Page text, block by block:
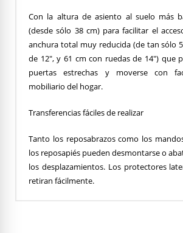
Con la altura de asiento al suelo más
(desde sólo 38 cm) para facilitar el
anchura total muy reducida (de tan sólo
de 12", y 61 cm con ruedas de 14") que
puertas estrechas y moverse con
mobiliario del hogar.
Transferencias fáciles de realizar
Tanto los reposabrazos como los
los reposapiés pueden desmontarse o
los desplazamientos. Los protectores
retiran fácilmente.